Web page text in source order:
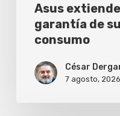
consumo
Asus
garantía de
consumo
César
7 agosto, 2026